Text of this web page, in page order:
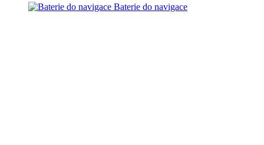
Baterie do navigace